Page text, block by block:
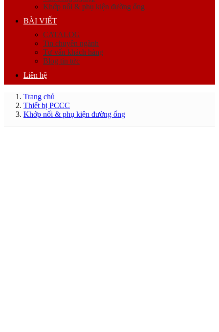
Khớp nối & phụ kiện đường ống
BÀI VIẾT
CATALOG
Tin chuyên ngành
Tư vấn khách hàng
Blog tin tức
Liên hệ
Trang chủ
Thiết bị PCCC
Khớp nối & phụ kiện đường ống